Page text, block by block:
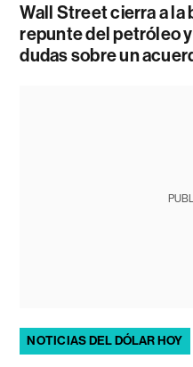
Wall Street cierra a la
repunte del petróleo
dudas sobre un
NOTICIAS DEL DÓLAR HOY